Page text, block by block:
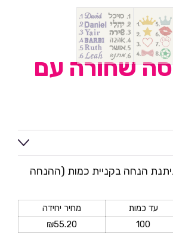
שחורה עם
הנחה בקניית כמות (ההנחה
עד כמות
מחיר יחידה
100
₪55.20